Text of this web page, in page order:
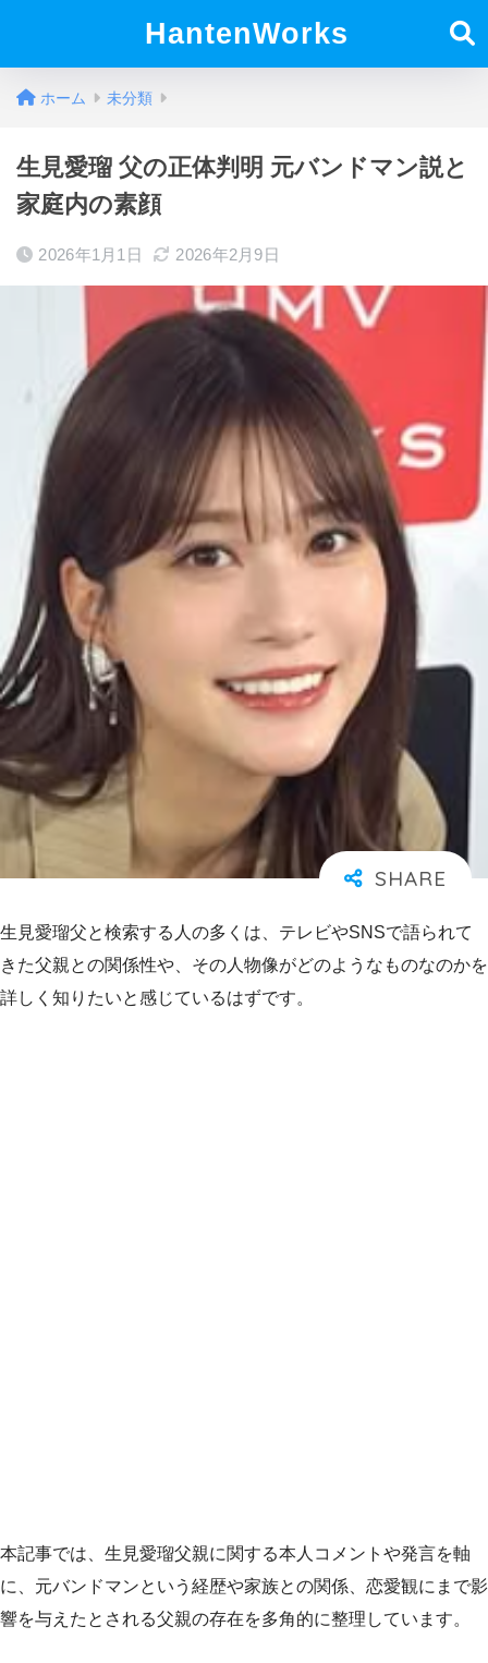
HantenWorks
ホーム 未分類
生見愛瑠 父の正体判明 元バンドマン説と
家庭内の素顔
2026年1月1日 2026年2月9日
生見愛瑠父と検索する人の多くは、テレビやSNSで語られて
きた父親との関係性や、その人物像がどのようなものなのかを
詳しく知りたいと感じているはずです。
本記事では、生見愛瑠父親に関する本人コメントや発言を軸
に、元バンドマンという経歴や家族との関係、恋愛観にまで影
響を与えたとされる父親の存在を多角的に整理しています。